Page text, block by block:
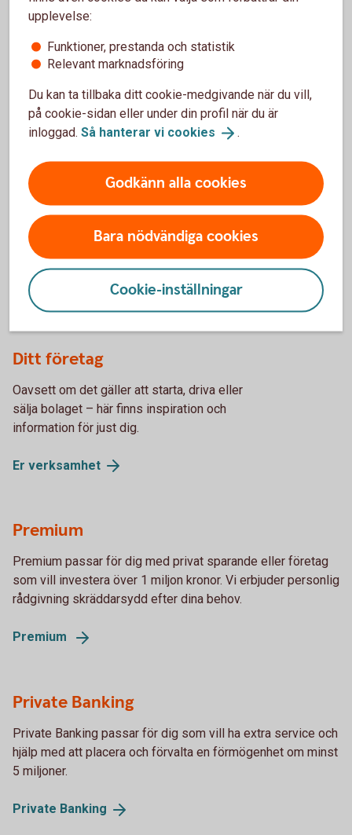
Här hittar du analyser som rör företagande.
Vi redovisar olika undersökningar och tittar
på hur omvärlden på olika sätt påverkar
Företagande
Bättre affärer
Här hittar du intressanta artiklar om
företagande, inspiration, tips och råd för dig
som företagare.
Bättre
Ditt företag
Oavsett om det gäller att starta, driva eller
sälja bolaget – här finns inspiration och
information för just dig.
Er verksamhet
Premium
Premium passar för dig med privat sparande eller företag
som vill investera över 1 miljon kronor. Vi erbjuder personlig
rådgivning skräddarsydd efter dina behov.
Premium
Private Banking
Private Banking passar för dig som vill ha extra service och
hjälp med att placera och förvalta en förmögenhet om minst
5 miljoner.
Private Banking
upplevelse:
Funktioner, prestanda och statistik
Relevant marknadsföring
Du kan ta tillbaka ditt cookie-medgivande när du vill,
på cookie-sidan eller under din profil när du är
inloggad. Så hanterar vi cookies .
Godkänn alla cookies
Bara nödvändiga cookies
Cookie-inställningar